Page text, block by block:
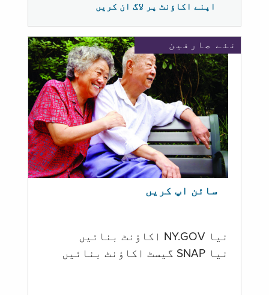
اپنے اکاؤنٹ پر لاگ ان کریں
نئے صارفین
سائن اپ کریں
نیا NY.GOV اکاؤنٹ بنائیں
نیا SNAP گیسٹ اکاؤنٹ بنائیں